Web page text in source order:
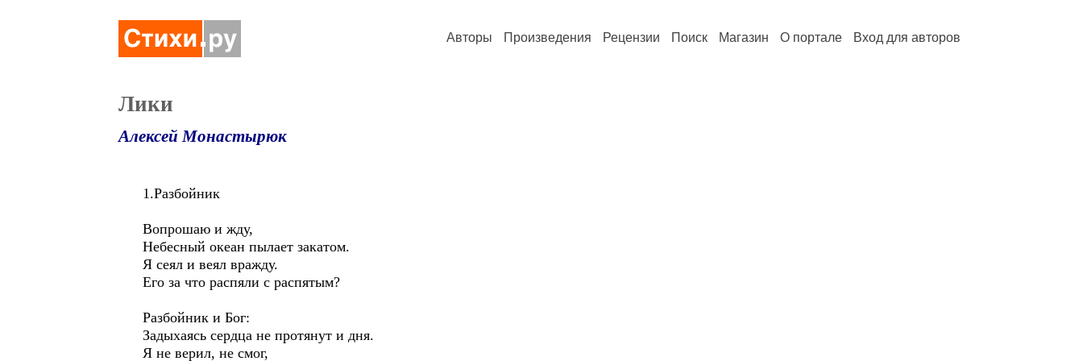
Авторы Произведения Рецензии Поиск Магазин О портале Вход для авторов
Лики
Алексей Монастырюк
1.Разбойник
Вопрошаю и жду,
Небесный океан пылает закатом.
Я сеял и веял вражду.
Его за что распяли с распятым?
Разбойник и Бог:
Задыхаясь сердца не протянут и дня.
Я не верил, не смог,